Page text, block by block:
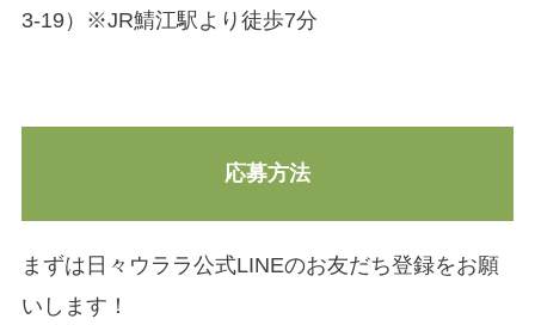
3-19）※JR鯖江駅より徒歩7分
応募方法
まずは日々ウララ公式LINEのお友だち登録をお願
いします！